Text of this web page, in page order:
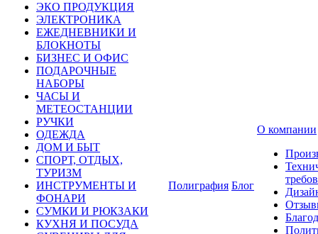
ЭКО ПРОДУКЦИЯ
ЭЛЕКТРОНИКА
ЕЖЕДНЕВНИКИ И
БЛОКНОТЫ
БИЗНЕС И ОФИС
ПОДАРОЧНЫЕ
НАБОРЫ
ЧАСЫ И
МЕТЕОСТАНЦИИ
РУЧКИ
ОДЕЖДА
ДОМ И БЫТ
СПОРТ, ОТДЫХ,
ТУРИЗМ
ИНСТРУМЕНТЫ И
ФОНАРИ
СУМКИ И РЮКЗАКИ
КУХНЯ И ПОСУДА
Полиграфия Блог
О компании